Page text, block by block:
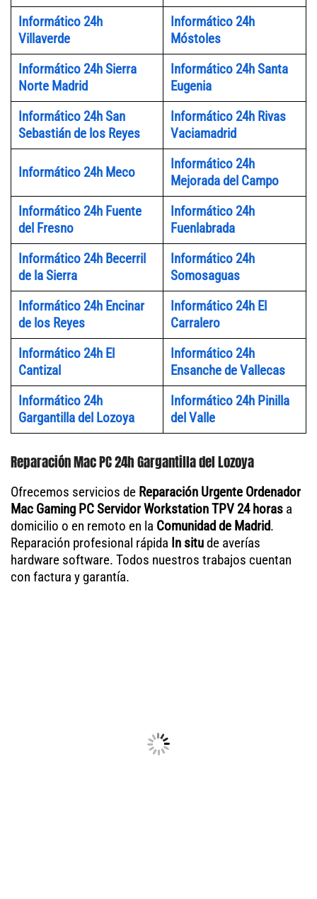
Informático 24h
Villaverde
Informático 24h
Móstoles
Informático 24h Sierra
Norte Madrid
Informático 24h Santa
Eugenia
Informático 24h San
Sebastián de los Reyes
Informático 24h Rivas
Vaciamadrid
Informático 24h Meco
Informático 24h
Mejorada del Campo
Informático 24h Fuente
del Fresno
Informático 24h
Fuenlabrada
Informático 24h Becerril
de la Sierra
Informático 24h
Somosaguas
Informático 24h Encinar
de los Reyes
Informático 24h El
Carralero
Informático 24h El
Cantizal
Informático 24h
Ensanche de Vallecas
Informático 24h
Gargantilla del Lozoya
Informático 24h Pinilla
del Valle
Reparación Mac PC 24h Gargantilla del Lozoya
Ofrecemos servicios de Reparación Urgente Ordenador
Mac Gaming PC Servidor Workstation TPV 24 horas a
domicilio o en remoto en la Comunidad de Madrid.
Reparación profesional rápida In situde averías
hardware software. Todos nuestros trabajos cuentan
con factura y garantía.